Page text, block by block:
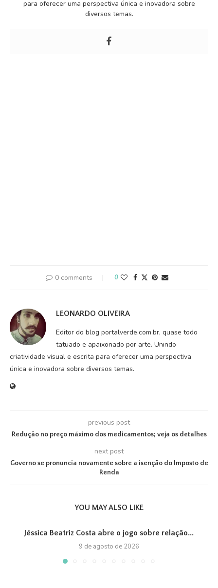
para oferecer uma perspectiva única e inovadora sobre
diversos temas.
0 comments 0
LEONARDO OLIVEIRA
Editor do blog portalverde.com.br, quase todo
tatuado e apaixonado por arte. Unindo
criatividade visual e escrita para oferecer uma perspectiva
única e inovadora sobre diversos temas.
previous post
Redução no preço máximo dos medicamentos; veja os detalhes
next post
Governo se pronuncia novamente sobre a isenção do Imposto de
Renda
YOU MAY ALSO LIKE
Jéssica Beatriz Costa abre o jogo sobre relação...
9 de agosto de 2026